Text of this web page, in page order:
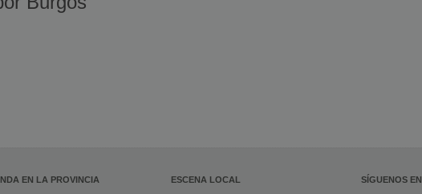
EN LA PROVINCIA ESCENA LOCAL SÍGUENOS EN